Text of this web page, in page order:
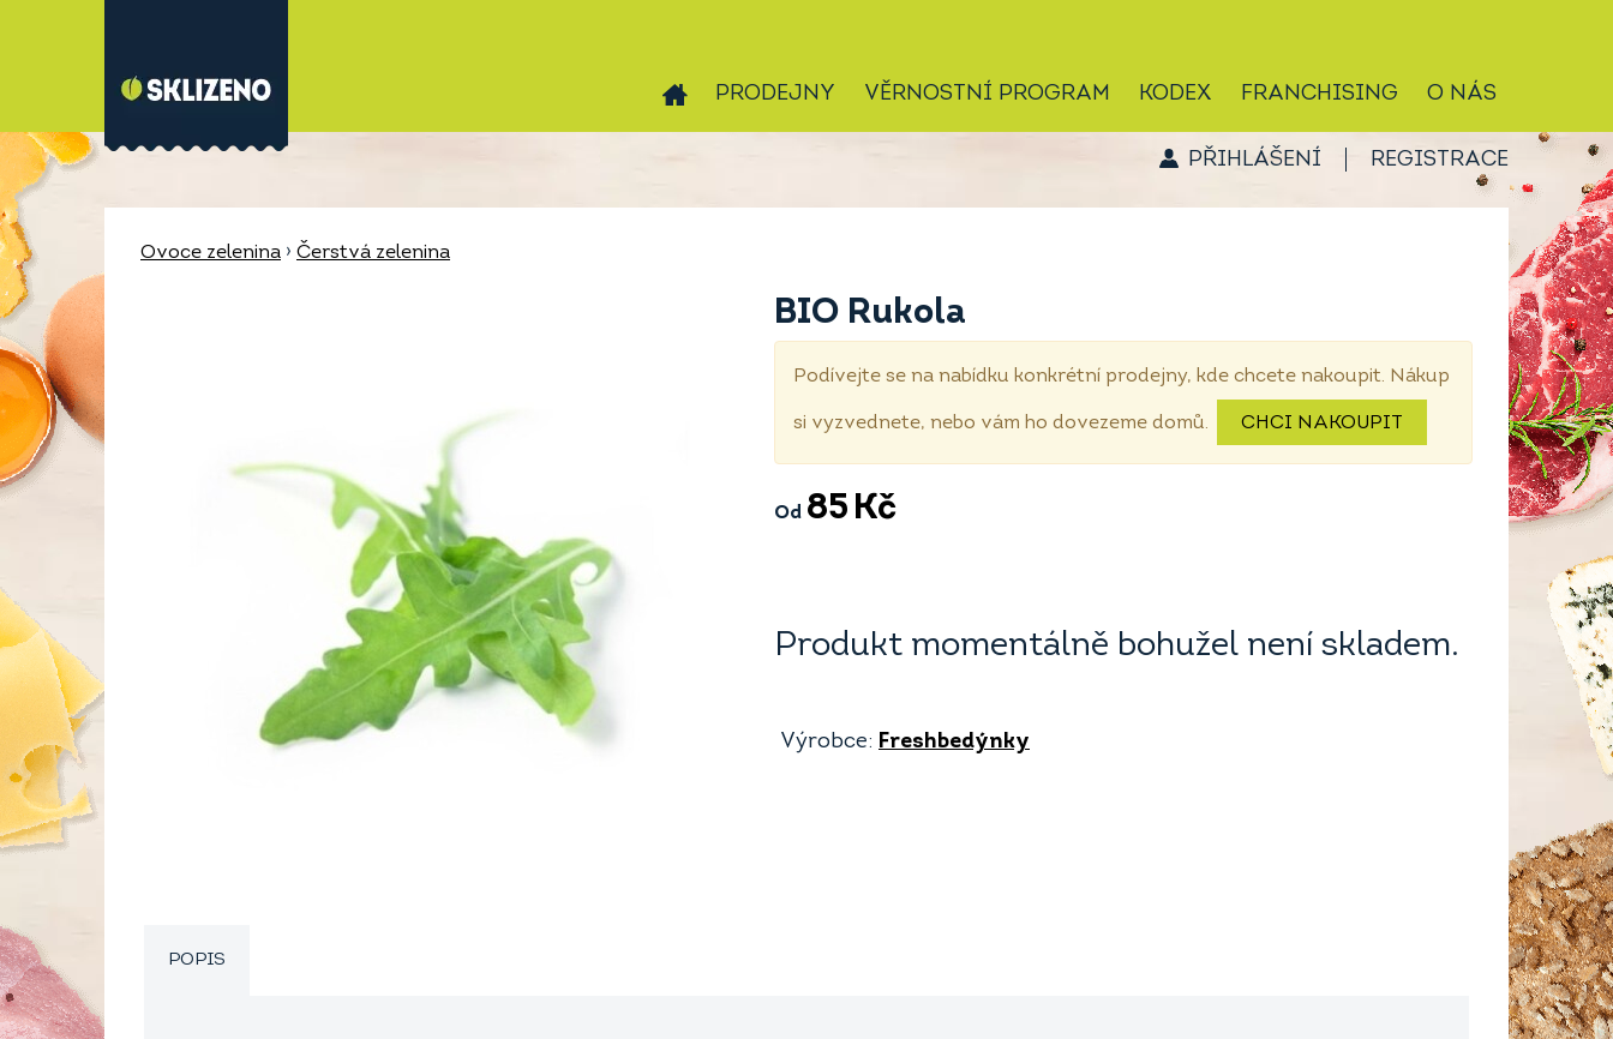
PRODEJNY VĚRNOSTNÍ PROGRAM KODEX FRANCHISING O NÁS
PŘIHLÁŠENÍ REGISTRACE
Ovoce zelenina › Čerstvá zelenina
BIO Rukola
Podívejte se na nabídku konkrétní prodejny, kde chcete nakoupit. Nákup
si vyzvednete, nebo vám ho dovezeme domů. CHCI NAKOUPIT
Od 85 Kč
Produkt momentálně bohužel není skladem.
Výrobce: Freshbedýnky
POPIS